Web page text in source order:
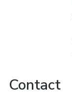
Contact